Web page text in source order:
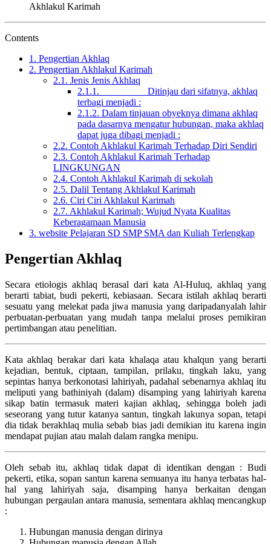
Akhlakul Karimah
Contents
1. Pengertian Akhlaq
2. Pengertian Akhlakul Karimah
2.1. Jenis Jenis Akhlaq
2.1.1. Ditinjau dari sifatnya, akhlaq
terbagi menjadi :
2.1.2. Dalam tinjauan obyeknya dimana akhlaq
pada dasarnya mengatur hubungan, maka akhlaq
dapat juga dibagi menjadi :
2.2. Contoh Akhlakul Karimah Terhadap Diri Sendiri
2.3. Contoh Akhlakul Karimah Terhadap
LINGKUNGAN
2.4. Contoh Akhlakul Karimah di sekolah
2.5. Dalil Tentang Akhlakul Karimah
2.6. Ciri Ciri Akhlakul Karimah
2.7. Akhlakul Karimah; Wujud Nyata Kualitas
Keberagamaan Manusia
3. website Pelajaran SD SMP SMA dan Kuliah Terlengkap
Pengertian Akhlaq
Secara etiologis akhlaq berasal dari kata Al-Huluq, akhlaq yang
berarti tabiat, budi pekerti, kebiasaan. Secara istilah akhlaq berarti
sesuatu yang melekat pada jiwa manusia yang daripadanyalah lahir
perbuatan-perbuatan yang mudah tanpa melalui proses pemikiran
pertimbangan atau penelitian.
Kata akhlaq berakar dari kata khalaqa atau khalqun yang berarti
kejadian, bentuk, ciptaan, tampilan, prilaku, tingkah laku, yang
sepintas hanya berkonotasi lahiriyah, padahal sebenarnya akhlaq itu
meliputi yang bathiniyah (dalam) disamping yang lahiriyah karena
sikap batin termasuk materi kajian akhlaq, sehingga boleh jadi
seseorang yang tutur katanya santun, tingkah lakunya sopan, tetapi
dia tidak berakhlaq mulia sebab bias jadi demikian itu karena ingin
mendapat pujian atau malah dalam rangka menipu.
Oleh sebab itu, akhlaq tidak dapat di identikan dengan : Budi
pekerti, etika, sopan santun karena semuanya itu hanya terbatas hal-
hal yang lahiriyah saja, disamping hanya berkaitan dengan
hubungan pergaulan antara manusia, sementara akhlaq mencangkup
:
Hubungan manusia dengan dirinya